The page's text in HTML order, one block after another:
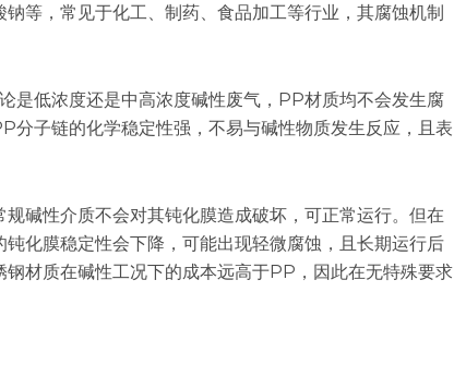
等，常见于化工、制药、食品加工等行业，其腐蚀机制
是低浓度还是中高浓度碱性废气，PP材质均不会发生腐
分子链的化学稳定性强，不易与碱性物质发生反应，且表
碱性介质不会对其钝化膜造成破坏，可正常运行。但在
化膜稳定性会下降，可能出现轻微腐蚀，且长期运行后
材质在碱性工况下的成本远高于PP，因此在无特殊要求